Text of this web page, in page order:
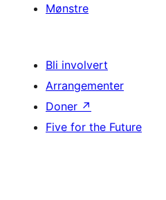
Mønstre
Bli involvert
Arrangementer
Doner ↗
Five for the Future